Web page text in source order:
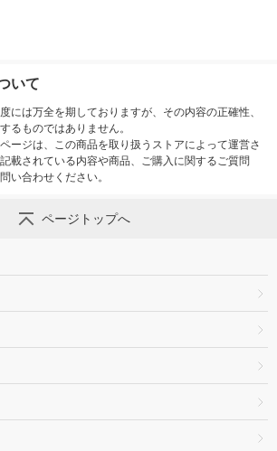
いて
には万全を期しておりますが、その内容の正確性、
るものではありません。
ージは、この商品を取り扱うストアによって運営さ
載されている内容や商品、ご購入に関するご質問
い合わせください。
ページトップへ